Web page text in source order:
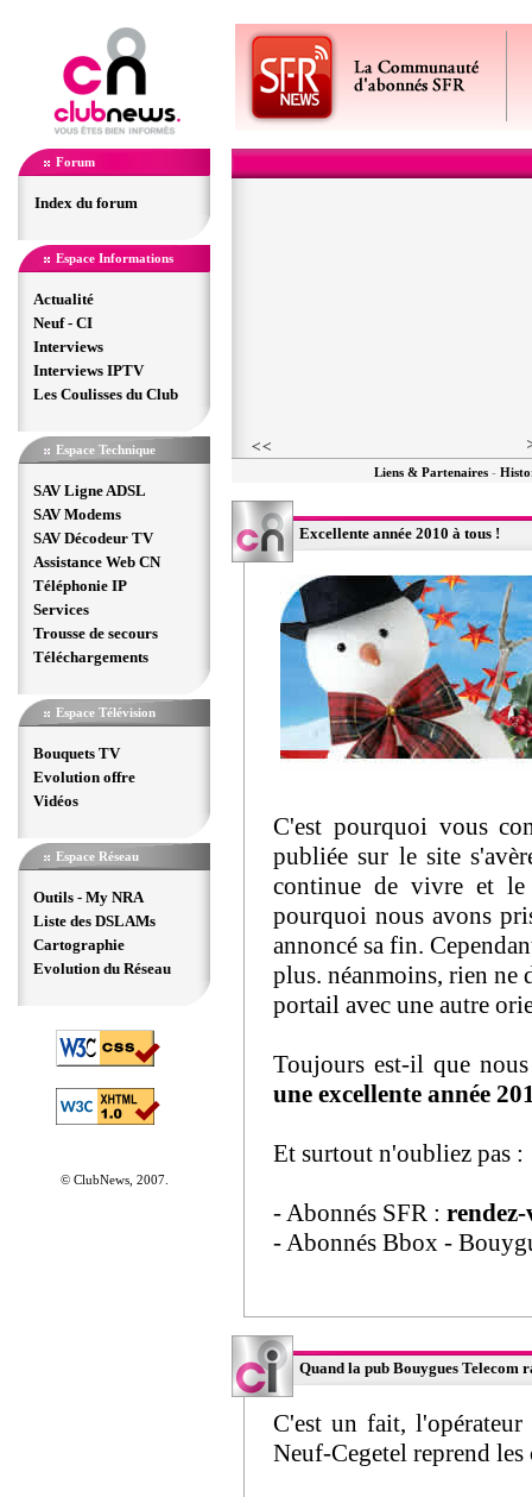
Forum
Index du forum
Espace Informations
Actualité
Neuf - CI
Interviews
Interviews IPTV
Les Coulisses du Club
Espace Technique
SAV Ligne ADSL
SAV Modems
SAV Décodeur TV
Assistance Web CN
Téléphonie IP
Services
Trousse de secours
Téléchargements
Espace Télévision
Bouquets TV
Evolution offre
Vidéos
Espace Réseau
Outils - My NRA
Liste des DSLAMs
Cartographie
Evolution du Réseau
© ClubNews, 2007.
Liens & Partenaires-
Excellente année 2010 à tous !
C'est pourquoi vous
publiée sur le site
continue de vivre et le
pourquoi nous avons
annoncé sa fin.
plus. néanmoins, rien ne
portail avec une autre
Toujours est-il que
une excellente année
Et surtout n'oubliez pas :
- Abonnés SFR :
- Abonnés Bbox -
Quand la pub Bouygues Telecom
C'est un fait,
Neuf-Cegetel reprend les